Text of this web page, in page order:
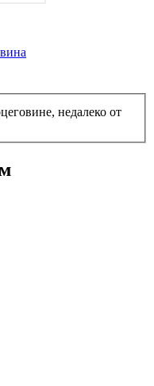
недалеко от